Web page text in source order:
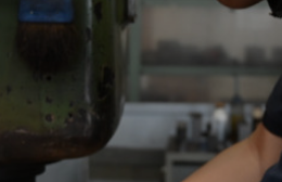
Partner
PARTNERS